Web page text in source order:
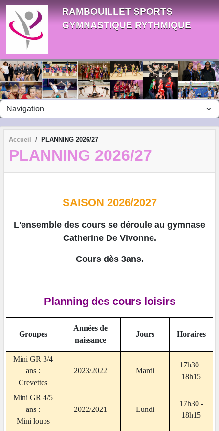
RAMBOUILLET SPORTS
GYMNASTIQUE RYTHMIQUE
Accueil PLANNING 2026/27
PLANNING 2026/27
SAISON 2026/2027
L'ensemble des cours se déroule au gymnase
Catherine De Vivonne.
Cours dès 3ans.
Planning des cours loisirs
Groupes
Années de
naissance
Jours Horaires
Mini GR 3/4
ans :
Crevettes
2023/2022 Mardi
17h30 -
18h15
Mini GR 4/5
ans :
Mini loups
2022/2021 Lundi
17h30 -
18h15
Panneau de gestion des cookies